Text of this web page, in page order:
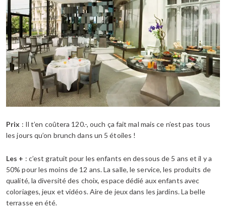
Prix : Il t’en coûtera 120.-, ouch ça fait mal mais ce n’est pas tous
les jours qu’on brunch dans un 5 étoiles !
Les + : c’est gratuit pour les enfants en dessous de 5 ans et il y a
50% pour les moins de 12 ans. La salle, le service, les produits de
qualité, la diversité des choix, espace dédié aux enfants avec
coloriages, jeux et vidéos. Aire de jeux dans les jardins. La belle
terrasse en été.